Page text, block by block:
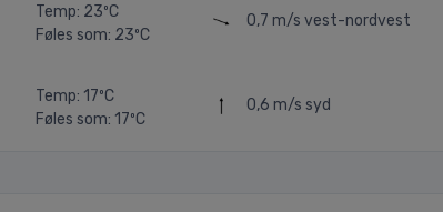
Temp: 23ºC
Føles som: 23ºC
0,7 m/svest-nordvest
Temp: 17ºC
Føles som: 17ºC
0,6 m/ssyd